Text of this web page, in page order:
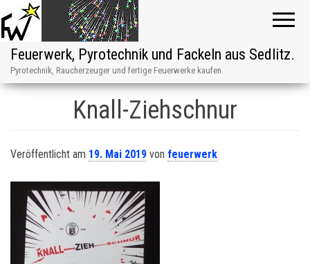
Feuerwerk, Pyrotechnik und Fackeln aus Sedlitz.
Pyrotechnik, Raucherzeuger und fertige Feuerwerke kaufen.
Knall-Ziehschnur
Veröffentlicht am 19. Mai 2019 von feuerwerk